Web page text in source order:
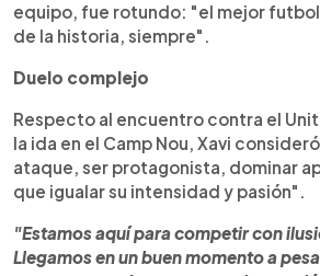
equipo, fue rotundo: "el mejor
de la historia, siempre".
Duelo complejo
Respecto al encuentro contra el
la ida en el Camp Nou, Xavi
ataque, ser protagonista, dominar
que igualar su intensidad y pasión".
"Estamos aquí para competir con
Llegamos en un buen momento a